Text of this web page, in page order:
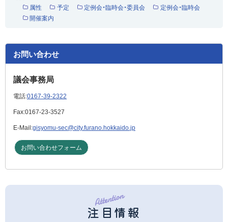
属性
予定 定例会・臨時会・委員会
定例会・臨時会
開催案内
お問い合わせ
議会事務局
電話:0167-39-2322
Fax:0167-23-3527
E-Mail:gisyomu-sec@city.furano.hokkaido.jp
お問い合わせフォーム
注目情報